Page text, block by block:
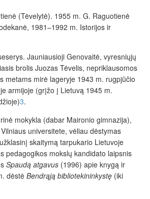
(Tėvelytė). 1955 m. G. Raguotienė
1981–1992 m. Istorijos ir
Jauniausioji Genovaitė, vyresniųjų
brolis Juozas Tėvelis, nepriklausomos
metams mirė lageryje 1943 m. rugpjūčio
armijoje (grįžo į Lietuvą 1945 m.
3.
mokykla (dabar Maironio gimnazija),
universitete, vėliau dėstymas
skaitymą tarpukario Lietuvoje
pedagogikos mokslų kandidato laipsnis
Spaudą atgavus (1996) apie knygą ir
dėstė Bendrąją bibliotekininkystę (iki